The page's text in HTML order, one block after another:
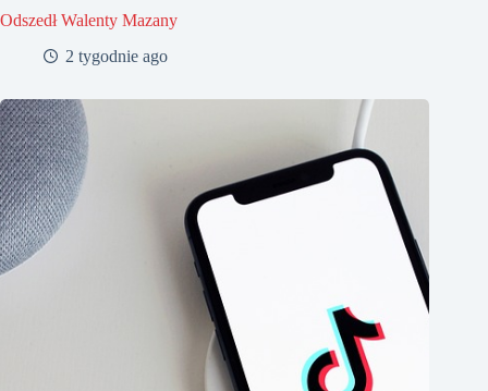
Odszedł Walenty Mazany
2 tygodnie ago